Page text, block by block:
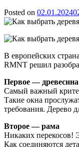
Posted on 02.01.2024
В европейских
RMNT решил
Первое — древесина
Самый важный
Такие окна
требования. Дерево
Второе — рама
Никаких перекосов!
Как соединяются